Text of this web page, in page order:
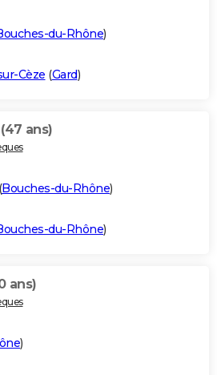
du-Rhône)
Cèze (Gard)
(47 ans)
(Bouches-du-Rhône)
du-Rhône)
ans)
)